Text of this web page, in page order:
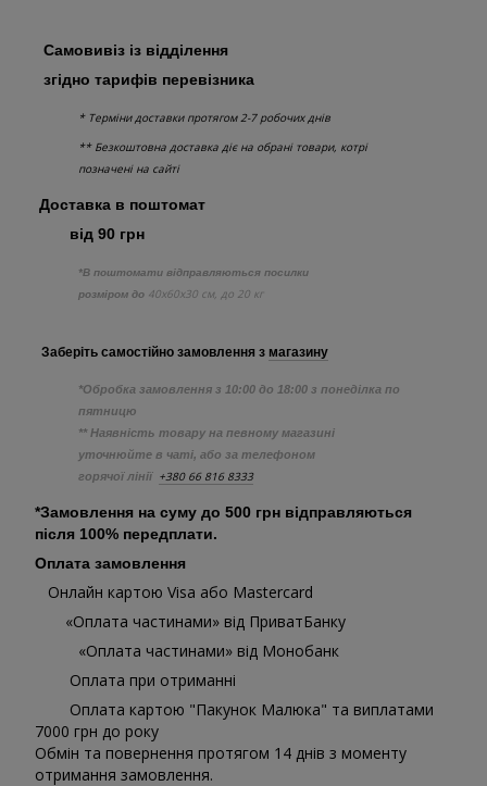
Самовивіз із відділення
згідно тарифів перевізника
* Терміни доставки протягом 2-7 робочих днів
** Безкоштовна доставка діє на обрані товари, котрі
позначені на сайті
Доставка в поштомат
від 90 грн
*В поштомати відправляються посилки
розміром до 40х60х30 см, до 20 кг
Заберіть самостійно замовлення з магазину
*Обробка замовлення з 10:00 до 18:00 з понеділка по
пятницю
** Наявність товару на певному магазині
уточнюйте в чаті, або за телефоном
горячої лінії +380 66 816 8333
*Замовлення на суму до 500 грн відправляються
після 100% передплати.
Оплата замовлення
Онлайн картою Visa або Mastercard
«Оплата частинами» від ПриватБанку
«Оплата частинами» від Монобанк
Оплата при отриманні
Оплата картою "Пакунок Малюка" та виплатами
7000 грн до року
Обмін та повернення протягом 14 днів з моменту
отримання замовлення.